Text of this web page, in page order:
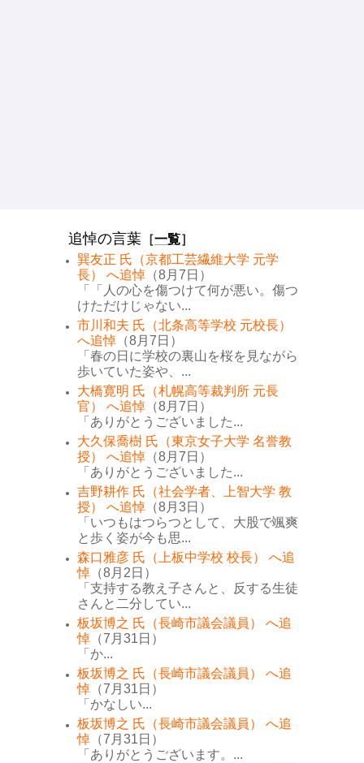
追悼の言葉 ［一覧］
巽友正 氏（京都工芸繊維大学 元学
長） へ追悼 （8月7日）
「「人の心を傷つけて何が悪い。傷つ
けただけじゃない...
市川和夫 氏（北条高等学校 元校長）
へ追悼 （8月7日）
「春の日に学校の裏山を桜を見ながら
歩いていた姿や、...
大橋寛明 氏（札幌高等裁判所 元長
官） へ追悼 （8月7日）
「ありがとうございました...
大久保喬樹 氏（東京女子大学 名誉教
授） へ追悼 （8月7日）
「ありがとうございました...
吉野耕作 氏（社会学者、上智大学 教
授） へ追悼 （8月3日）
「いつもはつらつとして、大股で颯爽
と歩く姿が今も思...
森口雅彦 氏（上板中学校 校長） へ追
悼 （8月2日）
「支持する教え子さんと、反する生徒
さんと二分してい...
板坂博之 氏（長崎市議会議員） へ追
悼 （7月31日）
「か...
板坂博之 氏（長崎市議会議員） へ追
悼 （7月31日）
「かなしい...
板坂博之 氏（長崎市議会議員） へ追
悼 （7月31日）
「ありがとうございます。...